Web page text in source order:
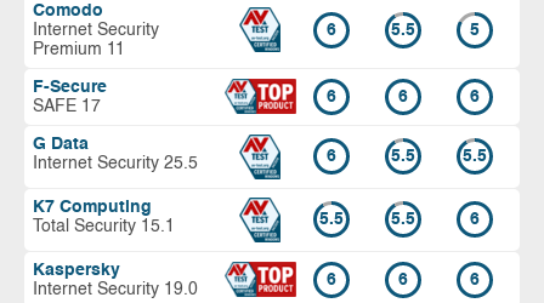
Comodo
Internet Security
Premium 11
6 5.5 5
F-Secure
SAFE 17
6 6 6
G Data
Internet Security 25.5
6 5.5 5.5
K7 Computing
Total Security 15.1
5.5 5.5 6
Kaspersky
Internet Security 19.0
6 6 6